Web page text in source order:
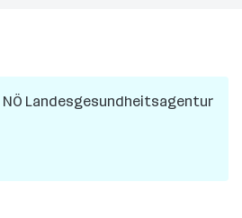
NÖ Landesgesundheitsagentur